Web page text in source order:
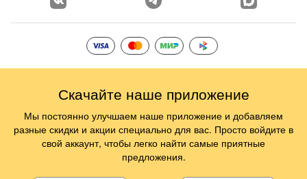
Скачайте наше приложение
Мы постоянно улучшаем наше приложение и добавляем
разные скидки и акции специально для вас. Просто войдите в
свой аккаунт, чтобы легко найти самые приятные
предложения.